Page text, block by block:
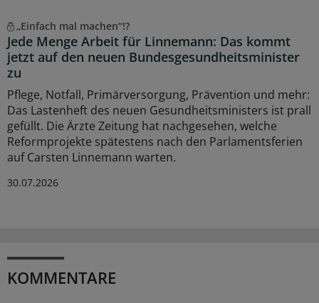
„Einfach mal machen“!?
Jede Menge Arbeit für Linnemann: Das kommt
jetzt auf den neuen Bundesgesundheitsminister
zu
Pflege, Notfall, Primärversorgung, Prävention und mehr:
Das Lastenheft des neuen Gesundheitsministers ist prall
gefüllt. Die Ärzte Zeitung hat nachgesehen, welche
Reformprojekte spätestens nach den Parlamentsferien
auf Carsten Linnemann warten.
30.07.2026
KOMMENTARE